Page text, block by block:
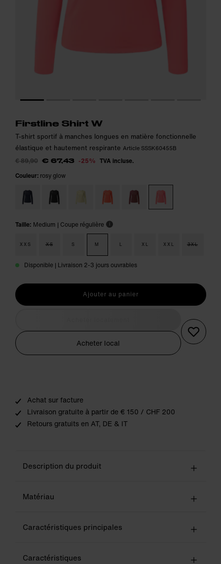
Firstline Shirt W
T-shirt sportif à manches longues en matière fonctionnelle
élastique et hautement respirante Article SSSK60455B
€ 89,90 € 67,43 -25% TVA incluse.
Couleur: rosy glow
Taille: Medium | Coupe régulière i
XXS XS S M L XL XXL 3XL
Disponible | Livraison 2-3 jours ouvrables
Ajouter au panier
Acheter local
Achat sur facture
Livraison gratuite à partir de € 150 / CHF 200
Retours gratuits en AT, DE & IT
Description du produit
Matériau
Caractéristiques principales
Caractéristiques